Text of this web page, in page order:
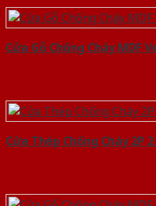
Cửa Gỗ Chống Cháy MDF
Cửa Thép Chống Cháy 2P